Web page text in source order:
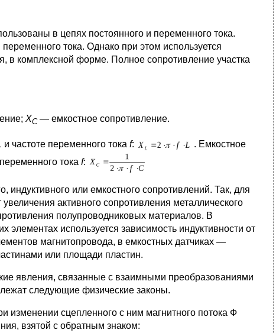
в цепях постоянного и переменного тока.
тока. Однако при этом используется
в комплексной форме. Полное сопротивление участка
ХC — емкостное сопротивление.
и частоте переменного тока f:
. Емкостное
тока f:
или емкостного сопротивлений. Так, для
активного сопротивления металлического
полупроводниковых материалов. В
элементах используется зависимость индуктивности от
магнитопровода, в емкостных датчиках —
или площади пластин.
явления, связанные с взаимными преобразованиями
следующие физические законы.
изменении сцепленного с ним магнитного потока Ф
взятой с обратным знаком: